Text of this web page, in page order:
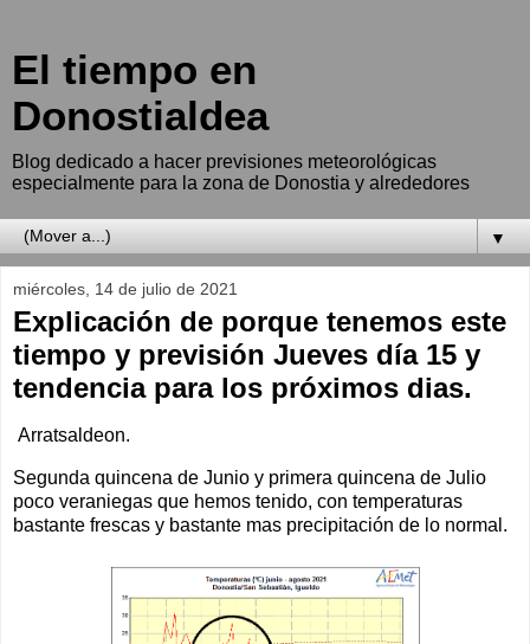
El tiempo en
Donostialdea
Blog dedicado a hacer previsiones meteorológicas
especialmente para la zona de Donostia y alrededores
▼
miércoles, 14 de julio de 2021
Explicación de porque tenemos este
tiempo y previsión Jueves día 15 y
tendencia para los próximos dias.
Arratsaldeon.
Segunda quincena de Junio y primera quincena de Julio
poco veraniegas que hemos tenido, con temperaturas
bastante frescas y bastante mas precipitación de lo normal.